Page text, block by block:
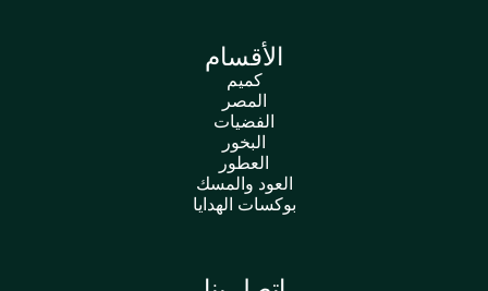
الأقسام
كميم
المصر
الفضيات
البخور
العطور
العود والمسك
بوكسات الهدايا